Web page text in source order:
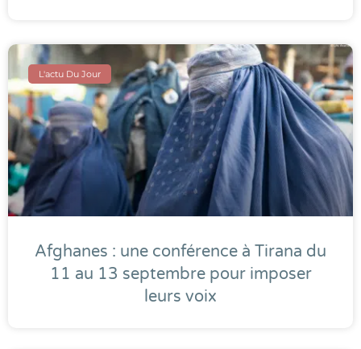
L'actu Du Jour
Afghanes : une conférence à Tirana du
11 au 13 septembre pour imposer
leurs voix